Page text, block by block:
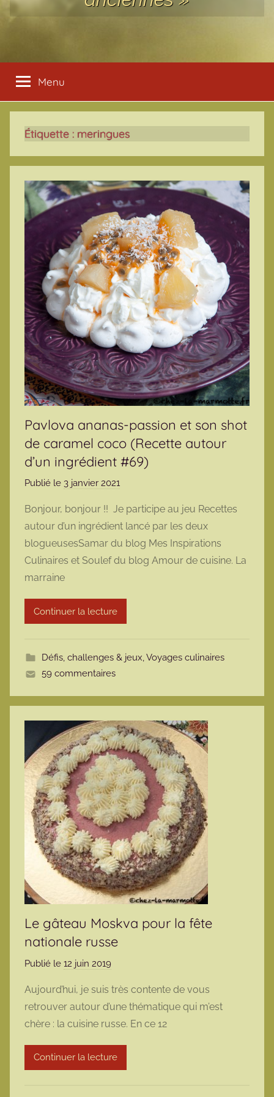
Menu
Étiquette : meringues
Pavlova ananas-passion et son shot
de caramel coco (Recette autour
d’un ingrédient #69)
Publié le 3 janvier 2021
r
m
a
r
t
Bonjour, bonjour !! Je participe au jeu Recettes
autour d’un ingrédient lancé par les deux
blogueusesSamar du blog Mes Inspirations
Culinaires et Soulef du blog Amour de cuisine. La
marraine
Continuer la lecture
Défis, challenges & jeux,Voyages culinaires
59 commentaires
Le gâteau Moskva pour la fête
nationale russe
Publié le 12 juin 2019
r
m
a
r
m
Aujourd’hui, je suis très contente de vous
retrouver autour d’une thématique qui m’est
chère : la cuisine russe. En ce 12
Continuer la lecture